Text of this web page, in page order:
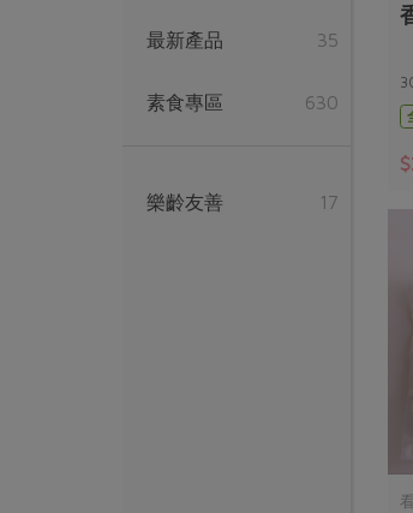
最新產品 35
素食專區 630
樂齡友善 17